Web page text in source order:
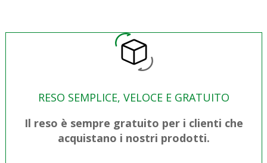
RESO SEMPLICE, VELOCE E GRATUITO
Il reso è sempre gratuito per i clienti che
acquistano i nostri prodotti.